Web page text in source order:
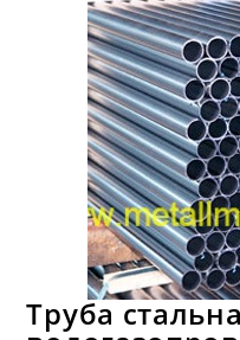
Труба